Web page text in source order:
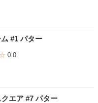
#1 パター
0.0
エア #7 パター